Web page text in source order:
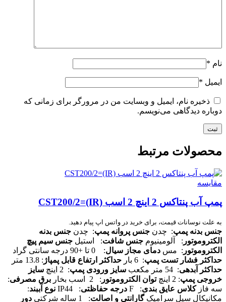
نام *
ایمیل *
ذخیره نام، ایمیل و وبسایت من در مرورگر برای زمانی که
دوباره دیدگاهی می‌نویسم.
محصولات مرتبط
مقایسه
پمپ آب پنتاکس 2 اینچ 2 اسب CST200/2=(IR)
به علت نوسانات قیمت، برای خرید در واتس اپ پیام دهید.
جنس بدنه پمپ: چدن جنس پروانه پمپ: چدن جنس بدنه
الکتروموتور : آلومینیوم جنس شافت: استیل جنس سیم پیچ
الکتروموتور : مس دمای مجاز سیال: 0 تا +90 درجه سانتی گراد
حداکثر فشار تست پمپ: 6 بار حداکثر ارتفاع قابل پمپاژ : 13.8 متر
حداکثر آبدهی: 54 متر مکعب سایز ورودی پمپ: 2 اینچ
سایز
خروجی پمپ: 2 اینچ توان الکتروموتور : 2 اسب بخار برق مصرفی:
سه فازکلاس عایق بندی: F درجه حفاظتی: IP44 نوع آببند:
مکانیکال سیل سرامیکگارانتی و اصالت: 1 ساله شرکتی دور